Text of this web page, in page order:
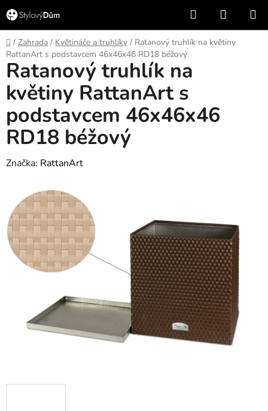
Přejít
na
obsah
Hledat
KOŠÍK
Domů
/ Zahrada / Květináče a truhlíky / Ratanový truhlík na květiny
RattanArt s podstavcem 46x46x46 RD18 béžový
Ratanový truhlík na
květiny RattanArt s
podstavcem 46x46x46
RD18 béžový
Značka: RattanArt